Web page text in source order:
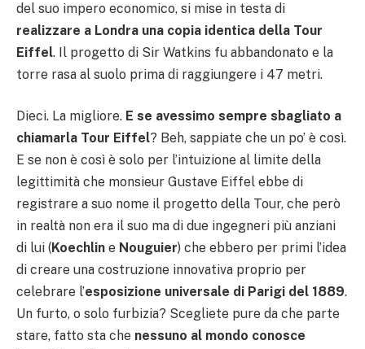
del suo impero economico, si mise in testa di
realizzare a Londra una copia identica della Tour
Eiffel. Il progetto di Sir Watkins fu abbandonato e la
torre rasa al suolo prima di raggiungere i 47 metri.
Dieci. La migliore. E se avessimo sempre sbagliato a
chiamarla Tour Eiffel? Beh, sappiate che un po’ è così.
E se non è così è solo per l’intuizione al limite della
legittimità che monsieur Gustave Eiffel ebbe di
registrare a suo nome il progetto della Tour, che però
in realtà non era il suo ma di due ingegneri più anziani
di lui (Koechlin e Nouguier) che ebbero per primi l’idea
di creare una costruzione innovativa proprio per
celebrare l’esposizione universale di Parigi del 1889.
Un furto, o solo furbizia? Scegliete pure da che parte
stare, fatto sta che nessuno al mondo conosce